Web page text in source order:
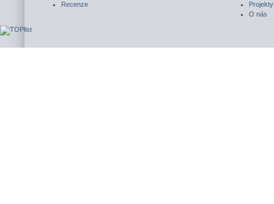
Recenze
Projekty
O nás